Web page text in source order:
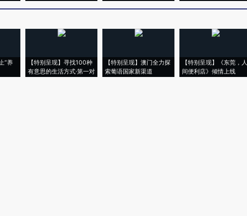
“养
【特别呈现】寻找100种
有意思的生活方式·第一对
【特别呈现】澳门全力探
索葡语国家新渠道
【特别呈现】《东莞，人
间便利店》倾情上线